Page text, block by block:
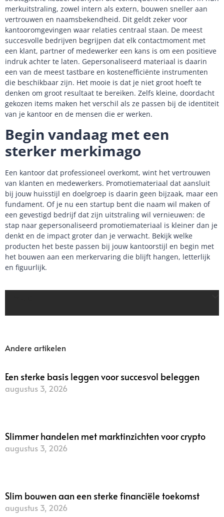
merkuitstraling, zowel intern als extern, bouwen sneller aan
vertrouwen en naamsbekendheid. Dit geldt zeker voor
kantooromgevingen waar relaties centraal staan. De meest
succesvolle bedrijven begrijpen dat elk contactmoment met
een klant, partner of medewerker een kans is om een positieve
indruk achter te laten. Gepersonaliseerd materiaal is daarin
een van de meest tastbare en kostenefficiënte instrumenten
die beschikbaar zijn. Het mooie is dat je niet groot hoeft te
denken om groot resultaat te bereiken. Zelfs kleine, doordacht
gekozen items maken het verschil als ze passen bij de identiteit
van je kantoor en de mensen die er werken.
Begin vandaag met een
sterker merkimago
Een kantoor dat professioneel overkomt, wint het vertrouwen
van klanten en medewerkers. Promotiemateriaal dat aansluit
bij jouw huisstijl en doelgroep is daarin geen bijzaak, maar een
fundament. Of je nu een startup bent die naam wil maken of
een gevestigd bedrijf dat zijn uitstraling wil vernieuwen: de
stap naar gepersonaliseerd promotiemateriaal is kleiner dan je
denkt en de impact groter dan je verwacht. Bekijk welke
producten het beste passen bij jouw kantoorstijl en begin met
het bouwen aan een merkervaring die blijft hangen, letterlijk
en figuurlijk.
Andere artikelen
Een sterke basis leggen voor succesvol beleggen
augustus 3, 2026
Slimmer handelen met marktinzichten voor crypto
augustus 3, 2026
Slim bouwen aan een sterke financiële toekomst
augustus 3, 2026